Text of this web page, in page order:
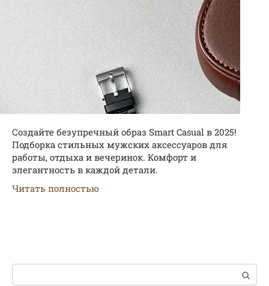
Создайте безупречный образ Smart Casual в 2025!
Подборка стильных мужских аксессуаров для
работы, отдыха и вечеринок. Комфорт и
элегантность в каждой детали.
Читать полностью
Поиск: